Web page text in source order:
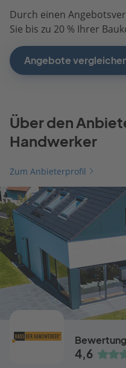
Durch einen
Sie bis zu 20 % Ihrer
Angebote
Über den
Handwerker
Zum Anbieterprofil
4,6